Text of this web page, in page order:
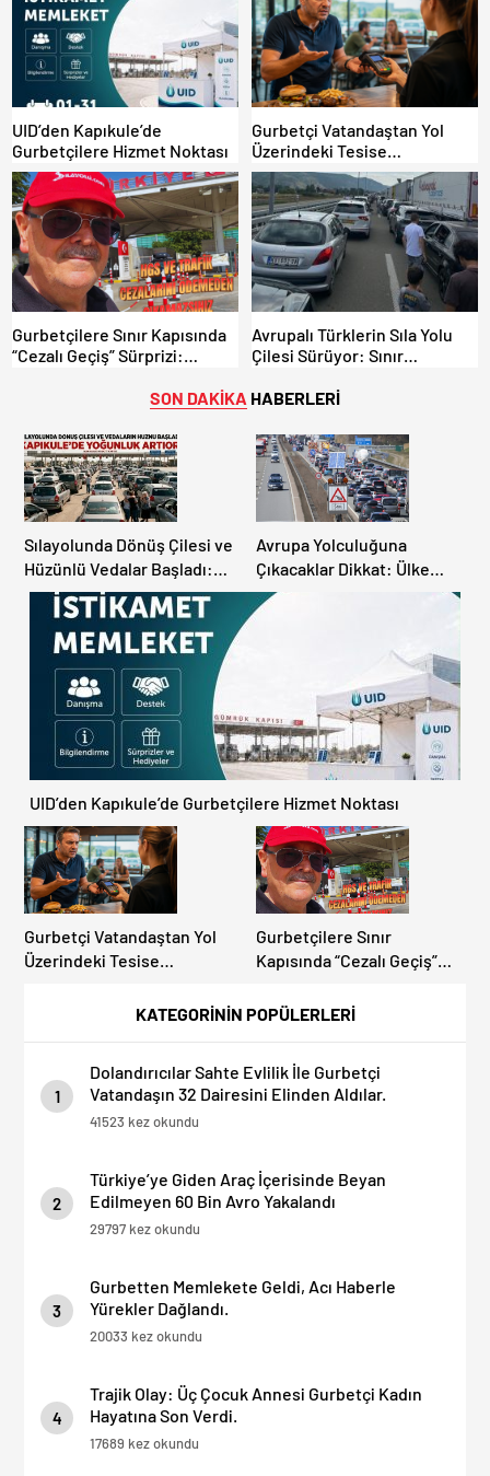
UID’den Kapıkule’de
Gurbetçilere Hizmet Noktası
Gurbetçi Vatandaştan Yol
Üzerindeki Tesise
Dolandırıcılık İddiası:
“Hesabınızı Mutlaka Kontrol
Edin”
Gurbetçilere Sınır Kapısında
“Cezalı Geçiş” Sürprizi:
Avrupalı Türklerin Sıla Yolu
Çilesi Sürüyor: Sınır
Bekleyiş
SON DAKİKA HABERLERİ
KATEGORİNİN POPÜLERLERİ
1
Dolandırıcılar Sahte Evlilik İle Gurbetçi
Vatandaşın 32 Dairesini Elinden Aldılar.
41523 kez okundu
2
Türkiye’ye Giden Araç İçerisinde Beyan
Edilmeyen 60 Bin Avro Yakalandı
29797 kez okundu
3
Gurbetten Memlekete Geldi, Acı Haberle
Yürekler Dağlandı.
20033 kez okundu
4
Trajik Olay: Üç Çocuk Annesi Gurbetçi Kadın
Hayatına Son Verdi.
17689 kez okundu
Sılayolunda Dönüş Çilesi ve
Hüzünlü Vedalar Başladı:
Kapıkule’de Yoğunluk
Artıyor!
Avrupa Yolculuğuna
Çıkacaklar Dikkat: Ülke
Ülke Güncel Trafik Kuralları,
Avrupa Otoyol Hız Limitleri
UID’den Kapıkule’de Gurbetçilere Hizmet Noktası
Gurbetçi Vatandaştan Yol
Üzerindeki Tesise
“Hesabınızı Mutlaka Kontrol
Gurbetçilere Sınır
Kapısında “Cezalı Geçiş”
Dışına Çıkamıyor!